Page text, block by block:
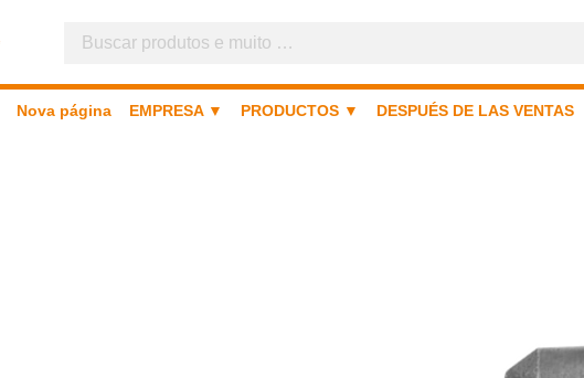
Nova página EMPRESA ▼ PRODUCTOS ▼ DESPUÉS DE LAS VENTAS